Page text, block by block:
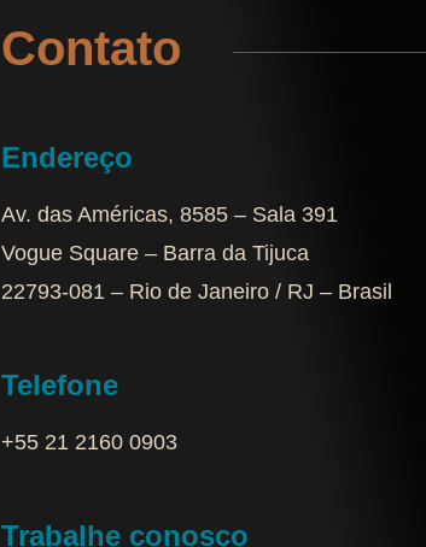
Contato
Endereço
Av. das Américas, 8585 – Sala 391
Vogue Square – Barra da Tijuca
22793-081 – Rio de Janeiro / RJ – Brasil
Telefone
+55 21 2160 0903‬
Trabalhe conosco